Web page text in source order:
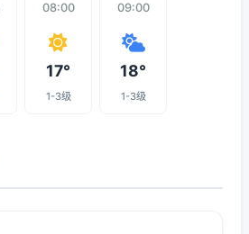
08:00
17°
1-3级
09:00
18°
1-3级